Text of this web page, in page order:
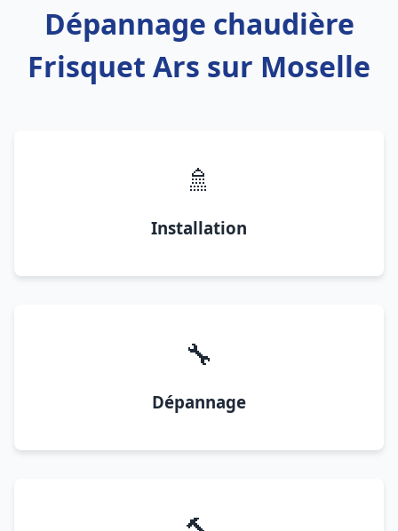
Dépannage chaudière
Frisquet Ars sur Moselle
🚿
Installation
🔧
Dépannage